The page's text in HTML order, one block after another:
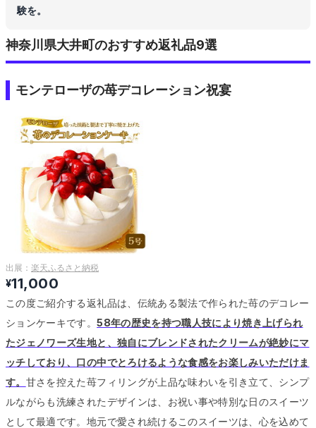
験を。
神奈川県大井町のおすすめ返礼品9選
モンテローザの苺デコレーション祝宴
出展： 楽天ふるさと納税
¥11,000
この度ご紹介する返礼品は、伝統ある製法で作られた苺のデコレー
ションケーキです。58年の歴史を持つ職人技により焼き上げられ
たジェノワーズ生地と、独自にブレンドされたクリームが絶妙にマ
ッチしており、口の中でとろけるような食感をお楽しみいただけま
す。 甘さを控えた苺フィリングが上品な味わいを引き立て、シンプ
ルながらも洗練されたデザインは、お祝い事や特別な日のスイーツ
として最適です。 地元で愛され続けるこのスイーツは、心を込めて